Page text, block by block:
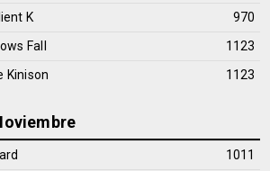
K
970
Fall
1123
Kinison
1123
1011